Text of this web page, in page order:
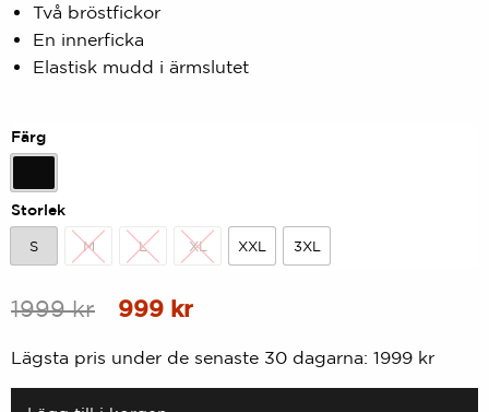
5
baserat
på
kundbetyg
Två bröstfickor
En innerficka
Elastisk mudd i ärmslutet
Färg
Svart
Storlek
S
S
M
M
L
L
XL
XL
XXL
XXL
3XL
3XL
1999kr
Ursprungligt
999 krNuvarande
Lägsta pris under de senaste 30 dagarna: 1999 kr